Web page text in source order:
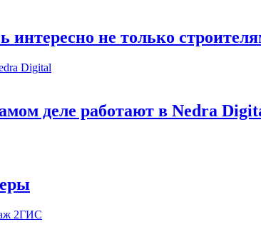
не только
деле работают в Nedra